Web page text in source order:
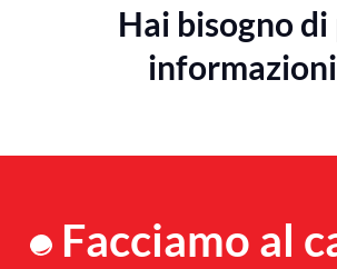
Hai bisogno di
Facciamo al